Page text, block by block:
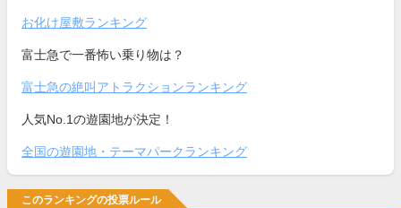
お化け屋敷ランキング
富士急で一番怖い乗り物は？
富士急の絶叫アトラクションランキング
人気No.1の遊園地が決定！
全国の遊園地・テーマパークランキング
このランキングの投票ルール